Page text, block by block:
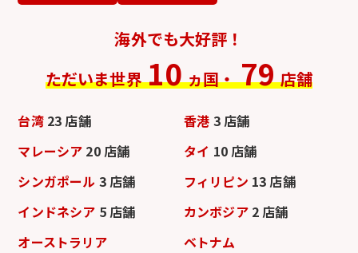
海外でも大好評！
ただいま世界 10 ヵ国・ 79 店舗
台湾 23 店舗 香港 3 店舗
マレーシア 20 店舗 タイ 10 店舗
シンガポール 3 店舗 フィリピン 13 店舗
インドネシア 5 店舗 カンボジア 2 店舗
オーストラリア
ベトナム